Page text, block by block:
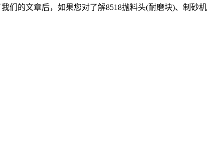
们的文章后，如果您对了解8518抛料头(耐磨块)、制砂机